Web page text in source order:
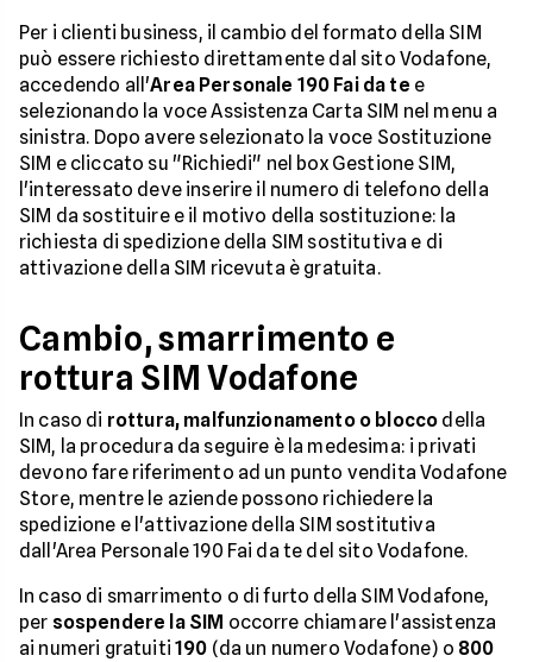
Per i clienti business, il cambio del formato della SIM
può essere richiesto direttamente dal sito Vodafone,
accedendo all'Area Personale 190 Fai da te e
selezionando la voce Assistenza Carta SIM nel menu a
sinistra. Dopo avere selezionato la voce Sostituzione
SIM e cliccato su "Richiedi" nel box Gestione SIM,
l'interessato deve inserire il numero di telefono della
SIM da sostituire e il motivo della sostituzione: la
richiesta di spedizione della SIM sostitutiva e di
attivazione della SIM ricevuta è gratuita.
Cambio, smarrimento e
rottura SIM Vodafone
In caso di rottura, malfunzionamento o blocco della
SIM, la procedura da seguire è la medesima: i privati
devono fare riferimento ad un punto vendita Vodafone
Store, mentre le aziende possono richiedere la
spedizione e l'attivazione della SIM sostitutiva
dall'Area Personale 190 Fai da te del sito Vodafone.
In caso di smarrimento o di furto della SIM Vodafone,
per sospendere la SIM occorre chiamare l'assistenza
ai numeri gratuiti190 (da un numero Vodafone) o 800